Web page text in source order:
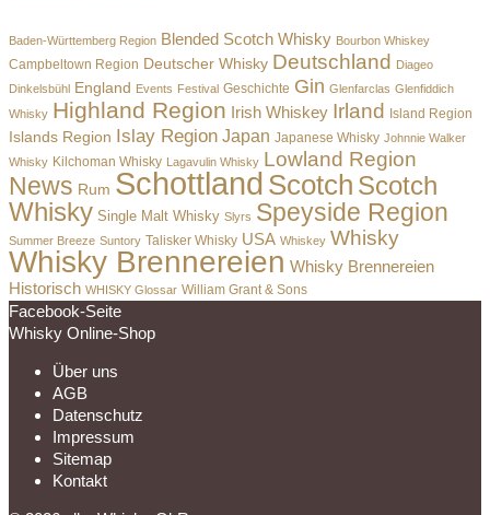
Baden-Württemberg Region Blended Scotch Whisky Bourbon Whiskey
Campbeltown Region Deutscher Whisky Deutschland Diageo
Dinkelsbühl England Events Festival Geschichte Gin Glenfarclas Glenfiddich
Whisky Highland Region Irish Whiskey Irland Island Region
Islands Region Islay Region Japan Japanese Whisky Johnnie Walker
Whisky Kilchoman Whisky Lagavulin Whisky Lowland Region
News Rum Schottland Scotch Scotch
Whisky Single Malt Whisky Slyrs Speyside Region
Summer Breeze Suntory Talisker Whisky USA Whiskey Whisky
Whisky Brennereien Whisky Brennereien
Historisch WHISKY Glossar William Grant & Sons
Facebook-Seite
Whisky Online-Shop
Über uns
AGB
Datenschutz
Impressum
Sitemap
Kontakt